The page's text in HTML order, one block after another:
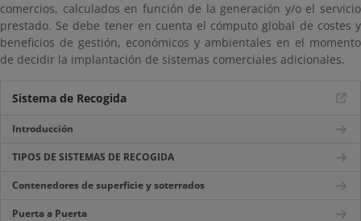
comercios, calculados en función de la generación y/o el servicio
prestado. Se debe tener en cuenta el cómputo global de costes y
beneficios de gestión, económicos y ambientales en el momento
de decidir la implantación de sistemas comerciales adicionales.
Sistema de Recogida
Introducción
TIPOS DE SISTEMAS DE RECOGIDA
Contenedores de superficie y soterrados
Puerta a Puerta